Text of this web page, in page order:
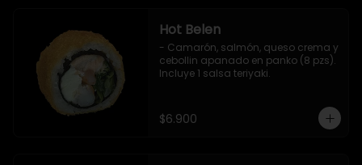
Hot Belen
- Camarón, salmón, queso crema y
cebollin apanado en panko (8 pzs).
Incluye 1 salsa teriyaki.
$6.900